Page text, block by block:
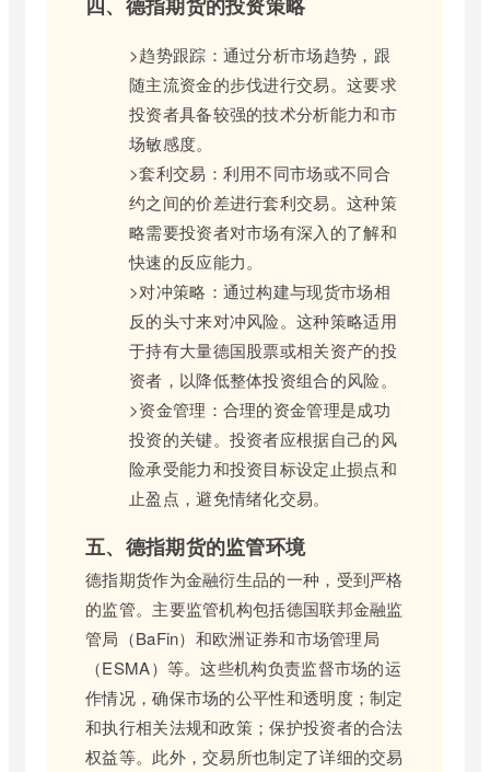
>趋势跟踪：通过分析市场趋势，跟
随主流资金的步伐进行交易。这要求
投资者具备较强的技术分析能力和市
场敏感度。
>套利交易：利用不同市场或不同合
约之间的价差进行套利交易。这种策
略需要投资者对市场有深入的了解和
快速的反应能力。
>对冲策略：通过构建与现货市场相
反的头寸来对冲风险。这种策略适用
于持有大量德国股票或相关资产的投
资者，以降低整体投资组合的风险。
>资金管理：合理的资金管理是成功
投资的关键。投资者应根据自己的风
险承受能力和投资目标设定止损点和
止盈点，避免情绪化交易。
五、德指期货的监管环境
德指期货作为金融衍生品的一种，受到严格
的监管。主要监管机构包括德国联邦金融监
管局（BaFin）和欧洲证券和市场管理局
（ESMA）等。这些机构负责监督市场的运
作情况，确保市场的公平性和透明度；制定
和执行相关法规和政策；保护投资者的合法
权益等。此外，交易所也制定了详细的交易